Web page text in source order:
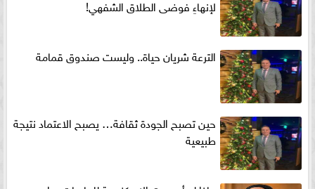
لإنهاءِ فوضى الطلاق الشفهي!
الترعة شريان حياة.. وليست صندوق قمامة
حين تصبح الجودة ثقافة… يصبح الاعتماد نتيجة
طبيعية